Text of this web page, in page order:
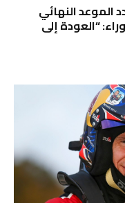
1 السابق يحدد الموعد النهائي
“العودة إلى